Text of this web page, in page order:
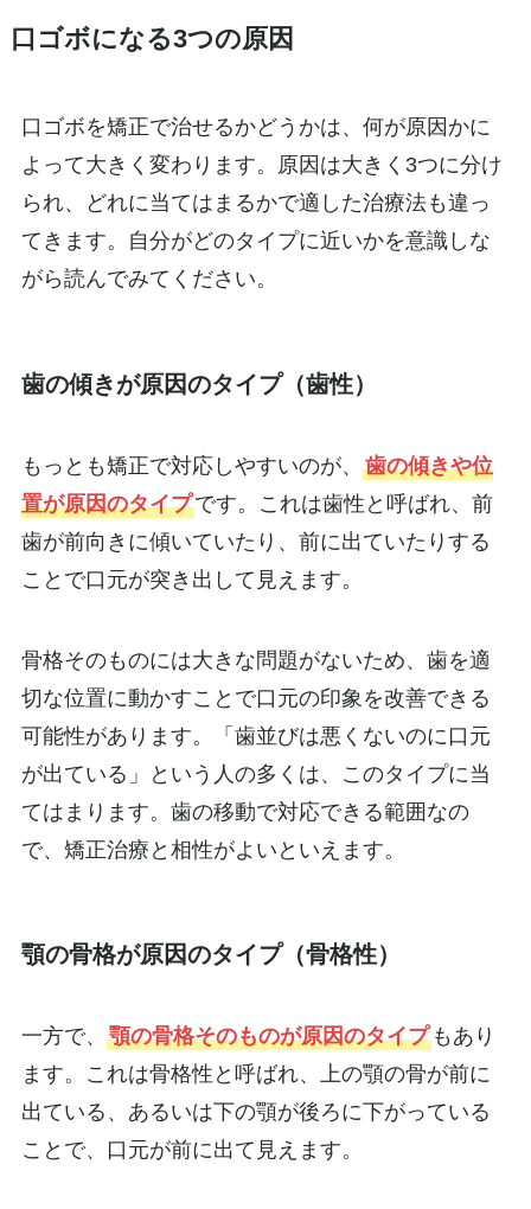
口ゴボになる3つの原因
口ゴボを矯正で治せるかどうかは、何が原因かに
よって大きく変わります。原因は大きく3つに分け
られ、どれに当てはまるかで適した治療法も違っ
てきます。自分がどのタイプに近いかを意識しな
がら読んでみてください。
歯の傾きが原因のタイプ（歯性）
もっとも矯正で対応しやすいのが、 歯の傾きや位
置が原因のタイプです。これは歯性と呼ばれ、前
歯が前向きに傾いていたり、前に出ていたりする
ことで口元が突き出して見えます。
骨格そのものには大きな問題がないため、歯を適
切な位置に動かすことで口元の印象を改善できる
可能性があります。「歯並びは悪くないのに口元
が出ている」という人の多くは、このタイプに当
てはまります。歯の移動で対応できる範囲なの
で、矯正治療と相性がよいといえます。
顎の骨格が原因のタイプ（骨格性）
一方で、 顎の骨格そのものが原因のタイプもあり
ます。これは骨格性と呼ばれ、上の顎の骨が前に
出ている、あるいは下の顎が後ろに下がっている
ことで、口元が前に出て見えます。